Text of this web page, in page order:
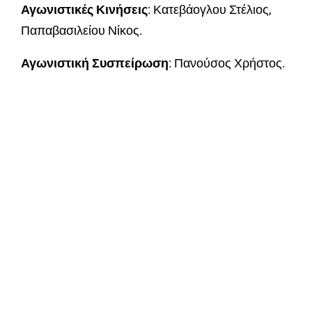
Αγωνιστικές Κινήσεις: Κατεβάογλου Στέλιος,
Παπαβασιλείου Νίκος.
Αγωνιστική Συσπείρωση: Πανούσος Χρήστος.